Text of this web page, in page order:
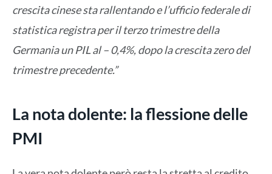
crescita cinese sta rallentando e l’ufficio federale di
statistica registra per il terzo trimestre della
Germania un PIL al – 0,4%, dopo la crescita zero del
trimestre precedente.”
La nota dolente: la flessione delle
PMI